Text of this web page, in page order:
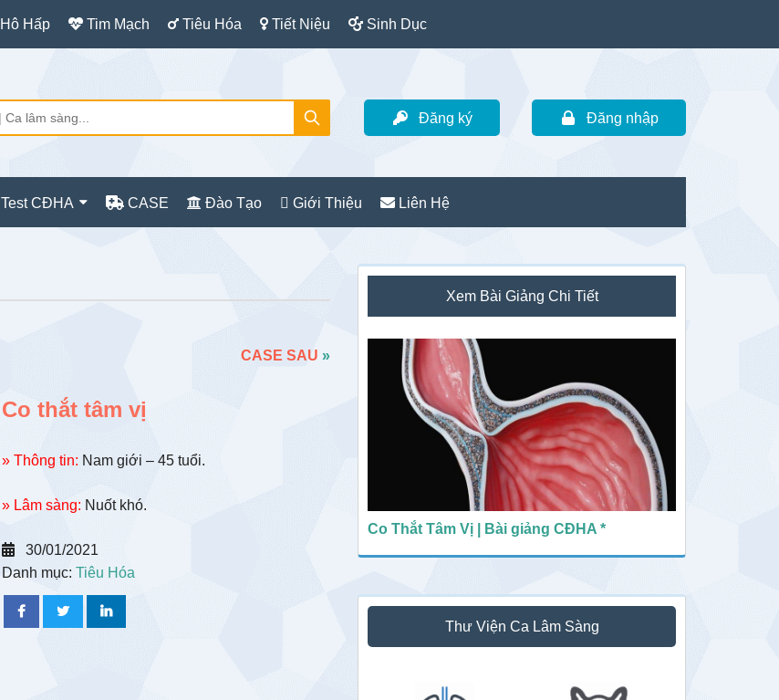
Hô Hấp Tim Mạch Tiêu Hóa Tiết Niệu Sinh Dục
Đăng ký Đăng nhập
Test CĐHA CASE Đào Tạo Giới Thiệu Liên Hệ
CASE SAU »
Co thắt tâm vị
» Thông tin: Nam giới – 45 tuổi.
» Lâm sàng: Nuốt khó.
30/01/2021
Danh mục: Tiêu Hóa
Sidebar
chính
Xem Bài Giảng Chi Tiết
Co Thắt Tâm Vị | Bài giảng CĐHA *
Thư Viện Ca Lâm Sàng